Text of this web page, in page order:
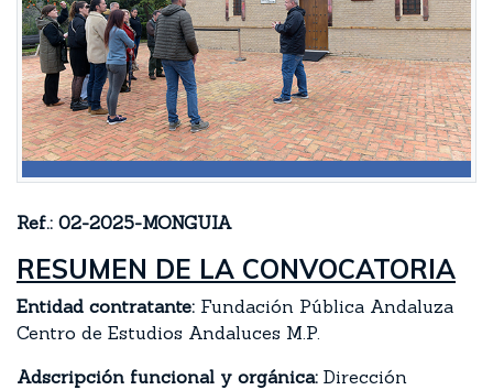
Ref.: 02-2025-MONGUIA
RESUMEN DE LA CONVOCATORIA
Entidad contratante: Fundación Pública Andaluza
Centro de Estudios Andaluces M.P.
Adscripción funcional y orgánica: Dirección